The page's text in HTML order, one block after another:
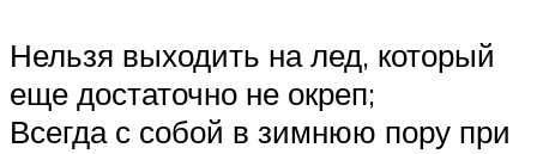
Нельзя выходить на лед, который
еще достаточно не окреп;
Всегда с собой в зимнюю пору при